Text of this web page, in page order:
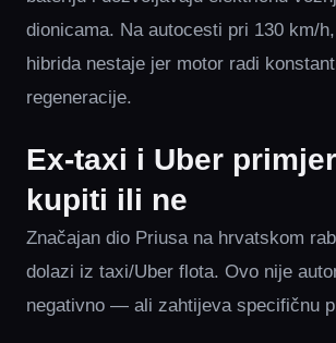
dionicama. Na autocesti pri 130 km/
hibrida nestaje jer motor radi
regeneracije.
Ex-taxi i Uber
kupiti ili ne
Značajan dio Priusa na hrvatskom
dolazi iz taxi/Uber flota. Ovo nije
negativno — ali zahtijeva specifičnu